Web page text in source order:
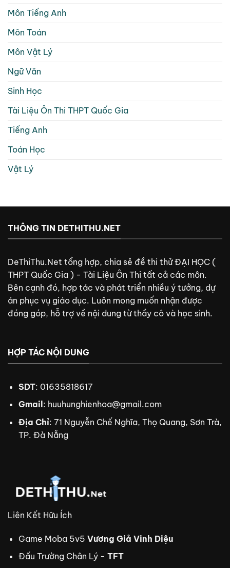
Môn Tiếng Anh
Môn Toán
Môn Vật Lý
Ngữ Văn
Sinh Học
Tài Liệu Ôn Thi THPT Quốc Gia
Tiếng Anh
Toán Học
Vật Lý
THÔNG TIN DETHITHU.NET
DeThiThu.Net tổng hợp, chia sẻ đề thi thử ĐẠI HỌC (
THPT Quốc Gia ) - Tài Liệu Ôn Thi tất cả các môn.
Bên cạnh đó, hợp tác và phát triển nhiều ý tưởng, dự
án phục vụ giáo dục. Luôn mong muốn nhận được
đóng góp, hỗ trợ về nội dung từ thầy cô và học sinh.
HỢP TÁC NỘI DUNG
SDT: 01635818617
Gmail : huuhunghienhoa@gmail.com
Địa Chỉ: 71 Nguyễn Chế Nghĩa, Thọ Quang, Sơn Trà,
TP. Đà Nẵng
Liên Kết Hữu Ích
Game Moba 5v5 Vương Giả Vinh Diệu
Đấu Trường Chân Lý - TFT